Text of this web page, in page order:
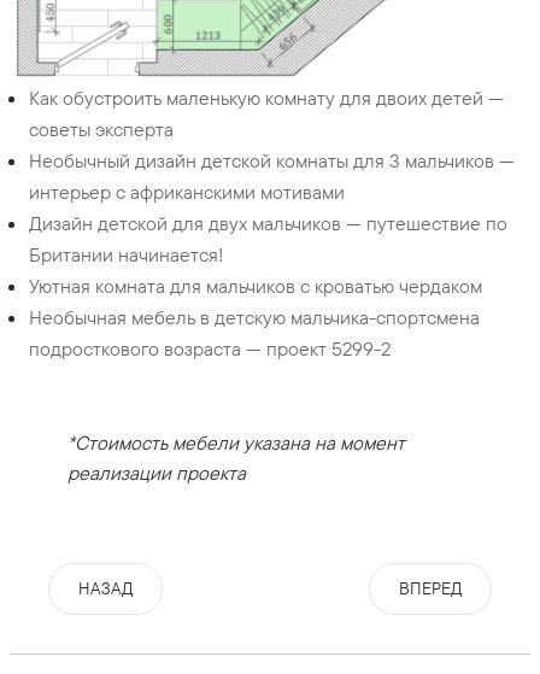
Как обустроить маленькую комнату для двоих детей —
советы эксперта
Необычный дизайн детской комнаты для 3 мальчиков —
интерьер с африканскими мотивами
Дизайн детской для двух мальчиков — путешествие по
Британии начинается!
Уютная комната для мальчиков с кроватью чердаком
Необычная мебель в детскую мальчика-спортсмена
подросткового возраста — проект 5299-2
*Стоимость мебели указана на момент
реализации проекта
НАЗАД ВПЕРЕД